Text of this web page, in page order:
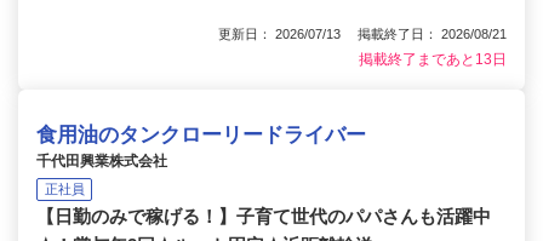
更新日： 2026/07/13 掲載終了日： 2026/08/21
掲載終了まであと13日
食用油のタンクローリードライバー
千代田興業株式会社
正社員
【日勤のみで稼げる！】子育て世代のパパさんも活躍中